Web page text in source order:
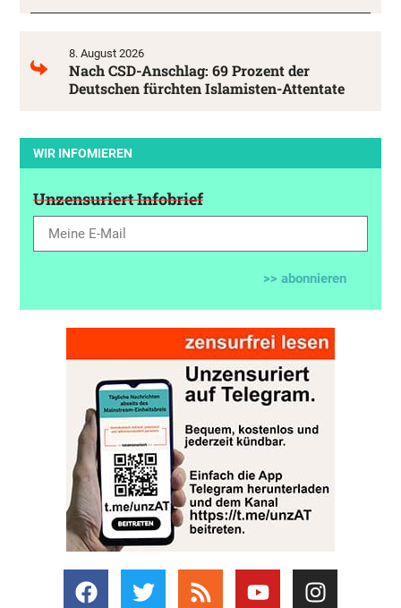
8. August 2026
Nach CSD-Anschlag: 69 Prozent der
Deutschen fürchten Islamisten-Attentate
WIR INFOMIEREN
Unzensuriert Infobrief
>> abonnieren